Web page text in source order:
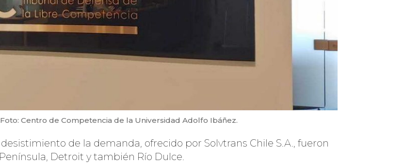
Foto: Centro de Competencia de la Universidad Adolfo Ibáñez.
de la demanda, ofrecido por Solvtrans Chile S.A., fueron
Detroit y también Río Dulce.